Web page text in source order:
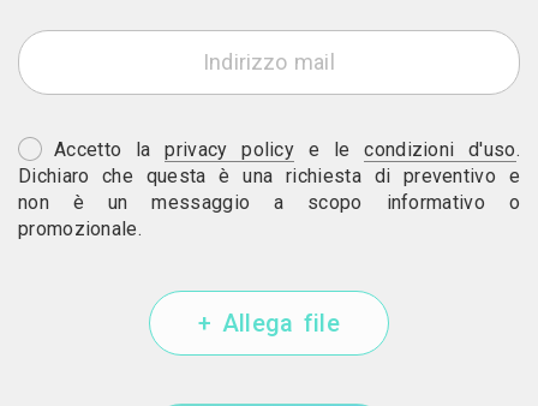
Accetto laprivacy policy e lecondizioni d'uso.
Dichiaro che questa è una richiesta di preventivo e
non è un messaggio a scopo informativo o
promozionale.
+ Allega file